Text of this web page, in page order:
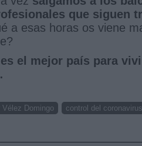
que siguen
a esas horas os viene
el mejor país para
Vélez Domingo control del coronavirus